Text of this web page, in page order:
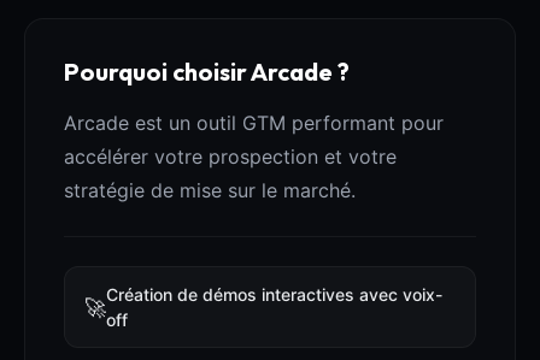
Pourquoi choisir Arcade ?
Arcade est un outil GTM performant pour
accélérer votre prospection et votre
stratégie de mise sur le marché.
🚀Création de démos interactives avec voix-
off